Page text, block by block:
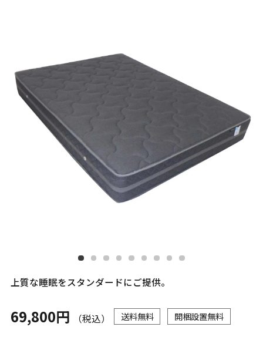
上質な睡眠をスタンダードにご提供。
69,800円 （税込） 送料無料 開梱設置無料